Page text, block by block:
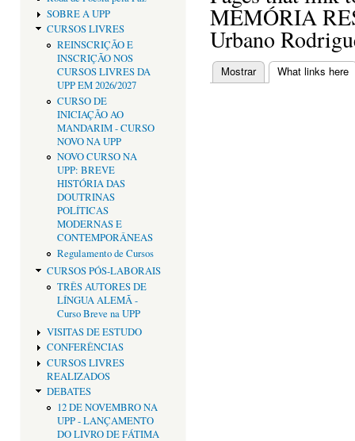
SOBRE A UPP
CURSOS LIVRES
REINSCRIÇÃO E
INSCRIÇÃO NOS
CURSOS LIVRES DA
UPP EM 2026/2027
CURSO DE
INICIAÇÃO AO
MANDARIM - CURSO
NOVO NA UPP
NOVO CURSO NA
UPP: BREVE
HISTÓRIA DAS
DOUTRINAS
POLÍTICAS
MODERNAS E
CONTEMPORÂNEAS
Regulamento de Cursos
CURSOS PÓS-LABORAIS
TRÊS AUTORES DE
LÍNGUA ALEMÃ -
Curso Breve na UPP
VISITAS DE ESTUDO
CONFERÊNCIAS
CURSOS LIVRES
REALIZADOS
DEBATES
12 DE NOVEMBRO NA
UPP - LANÇAMENTO
DO LIVRO DE FÁTIMA
MEMÓRIA
Urbano
Separadores
Mostrar What links here